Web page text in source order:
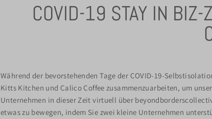
COVID-19 STAY IN BIZ-
Während der bevorstehenden Tage der COVID-19-
Kitts Kitchen und Calico Coffee zusammenzuarbeiten, um
Unternehmen in dieser Zeit virtuell über
etwas zu bewegen, indem Sie zwei kleine Unternehmen